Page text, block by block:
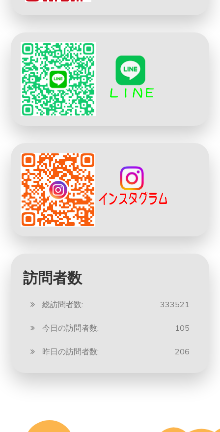
訪問者数
333521
総訪問者数:
105
今日の訪問者数:
206
昨日の訪問者数: